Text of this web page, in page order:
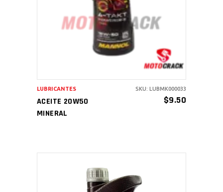
AÑADIR AL CARRITO
ACEITE 20W50
MINERAL
$9.50
LUBRICANTES SKU: LUBMK000033